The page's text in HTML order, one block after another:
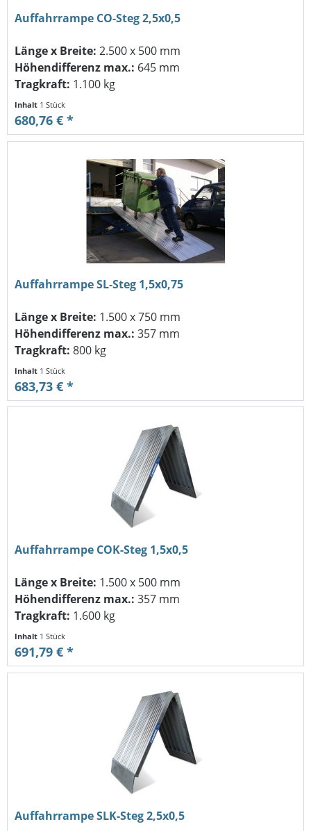
Auffahrrampe CO-Steg 2,5x0,5
Länge x Breite: 2.500 x 500 mm
Höhendifferenz max.: 645 mm
Tragkraft: 1.100 kg
Inhalt 1 Stück
680,76 € *
Auffahrrampe SL-Steg 1,5x0,75
Länge x Breite: 1.500 x 750 mm
Höhendifferenz max.: 357 mm
Tragkraft: 800 kg
Inhalt 1 Stück
683,73 € *
Auffahrrampe COK-Steg 1,5x0,5
Länge x Breite: 1.500 x 500 mm
Höhendifferenz max.: 357 mm
Tragkraft: 1.600 kg
Inhalt 1 Stück
691,79 € *
Auffahrrampe SLK-Steg 2,5x0,5